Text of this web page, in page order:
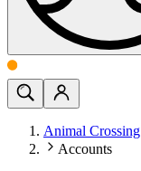
Animal Crossing
Accounts